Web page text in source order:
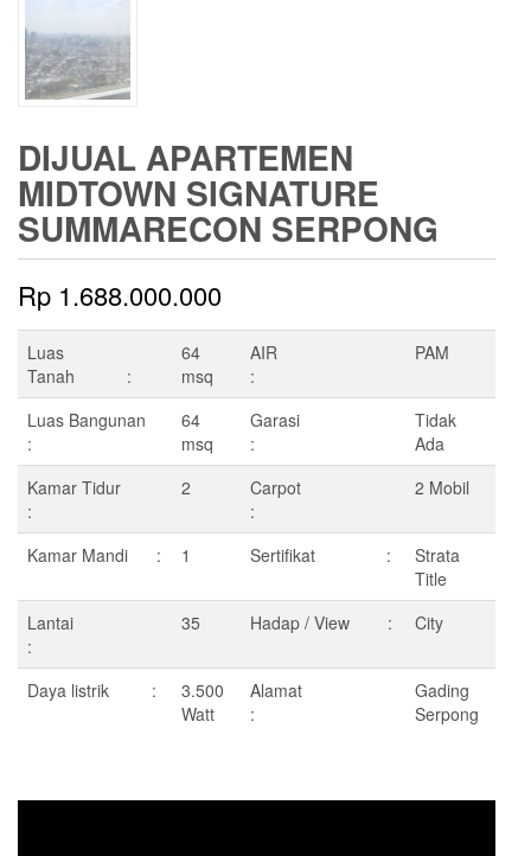
DIJUAL APARTEMEN
MIDTOWN SIGNATURE
SUMMARECON SERPONG
Rp 1.688.000.000
Luas
Tanah :
64
msq
AIR
:
PAM
Luas Bangunan
:
64
msq
Garasi
:
Tidak
Ada
Kamar Tidur
:
2
Carpot
:
2 Mobil
Kamar Mandi : 1 Sertifikat :
Strata
Title
Lantai
:
35 Hadap / View : City
Daya listrik :
3.500
Watt
Alamat
:
Gading
Serpong